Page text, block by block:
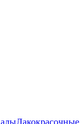
Лакокрасочные